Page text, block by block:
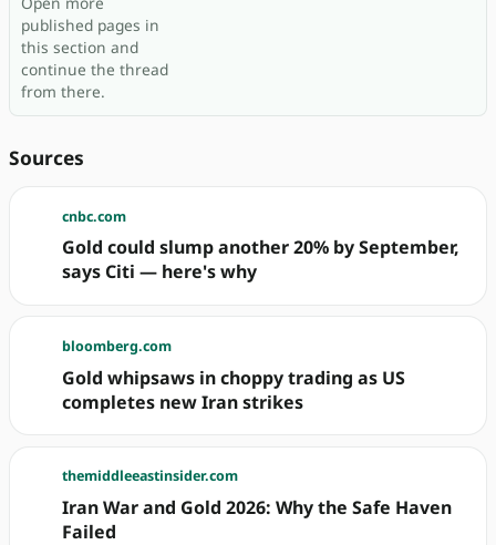
published pages in
this section and
continue the thread
from there.
Sources
cnbc.com
Gold could slump another 20% by September,
says Citi — here's why
bloomberg.com
Gold whipsaws in choppy trading as US
completes new Iran strikes
themiddleeastinsider.com
Iran War and Gold 2026: Why the Safe Haven
Failed